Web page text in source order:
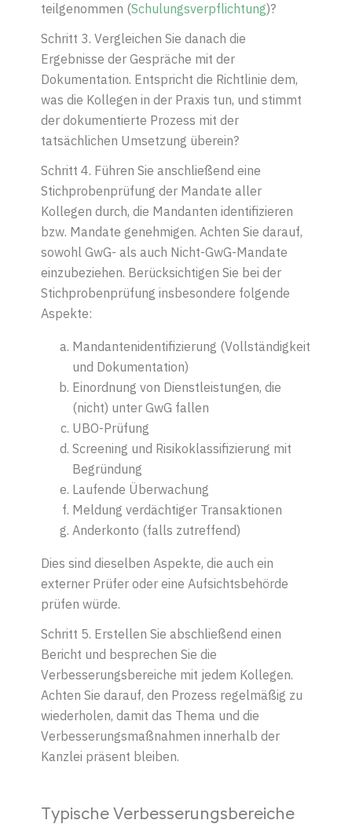
teilgenommen (Schulungsverpflichtung)?
Schritt 3. Vergleichen Sie danach die
Ergebnisse der Gespräche mit der
Dokumentation. Entspricht die Richtlinie dem,
was die Kollegen in der Praxis tun, und stimmt
der dokumentierte Prozess mit der
tatsächlichen Umsetzung überein?
Schritt 4. Führen Sie anschließend eine
Stichprobenprüfung der Mandate aller
Kollegen durch, die Mandanten identifizieren
bzw. Mandate genehmigen. Achten Sie darauf,
sowohl GwG- als auch Nicht-GwG-Mandate
einzubeziehen. Berücksichtigen Sie bei der
Stichprobenprüfung insbesondere folgende
Aspekte:
Mandantenidentifizierung (Vollständigkeit
und Dokumentation)
Einordnung von Dienstleistungen, die
(nicht) unter GwG fallen
UBO-Prüfung
Screening und Risikoklassifizierung mit
Begründung
Laufende Überwachung
Meldung verdächtiger Transaktionen
Anderkonto (falls zutreffend)
Dies sind dieselben Aspekte, die auch ein
externer Prüfer oder eine Aufsichtsbehörde
prüfen würde.
Schritt 5. Erstellen Sie abschließend einen
Bericht und besprechen Sie die
Verbesserungsbereiche mit jedem Kollegen.
Achten Sie darauf, den Prozess regelmäßig zu
wiederholen, damit das Thema und die
Verbesserungsmaßnahmen innerhalb der
Kanzlei präsent bleiben.
Typische Verbesserungsbereiche